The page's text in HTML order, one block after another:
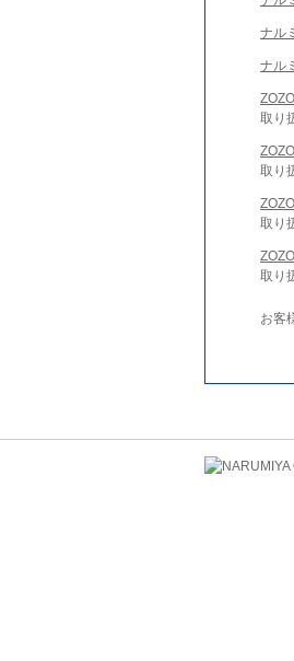
ナル
ナル
取り
取り
取り
取り
お客